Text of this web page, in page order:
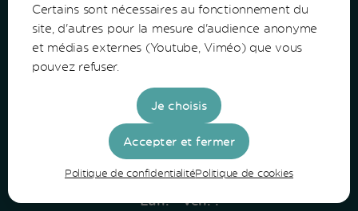
Communauté de Communes du Bazadais
Lieu-Dit Coucut
33430 Bazas
Tel: 05 56 25 28 81
Horaires
Lun. - Ven. :
Certains sont nécessaires au fonctionnement du
site, d'autres pour la mesure d'audience anonyme
et médias externes (Youtube, Viméo) que vous
pouvez refuser.
Je choisis
Accepter et fermer
Politique de confidentialitéPolitique de cookies